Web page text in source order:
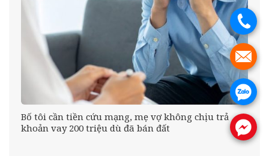
Bố tôi cần tiền cứu mạng, mẹ vợ không chịu trả
khoản vay 200 triệu dù đã bán đất
.
.
.
.